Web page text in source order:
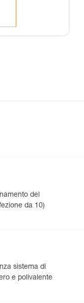
del
da 10)
sistema di
e polivalente